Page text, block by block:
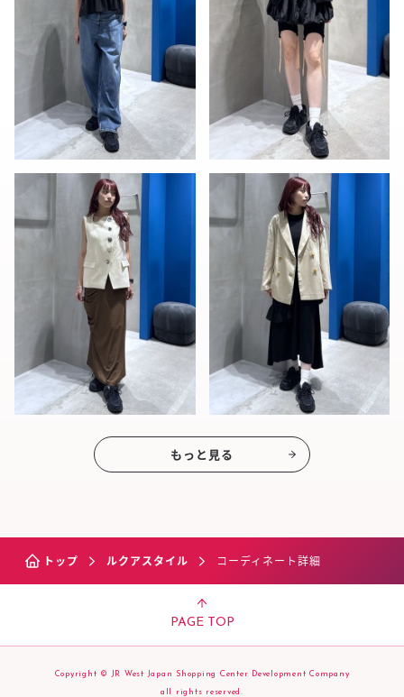
もっと見る
トップ ルクアスタイル コーディネート詳細
PAGE TOP
Copyright © JR West Japan Shopping Center Development Company
all rights reserved.